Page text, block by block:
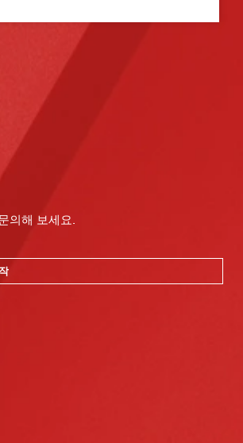
의해 보세요.